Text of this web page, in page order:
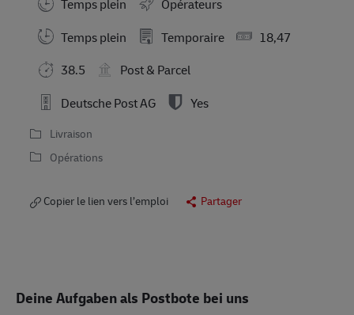
Temps plein
Opérateurs
Working Hours
Temps plein Temporaire
18,47
38.5
Post & Parcel
Deutsche Post AG
Yes
Livraison
Opérations
Copier le lien vers l’emploi Partager
Deine Aufgaben als Postbote bei uns